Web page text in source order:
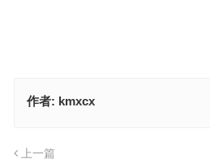
作者: kmxcx
上一篇